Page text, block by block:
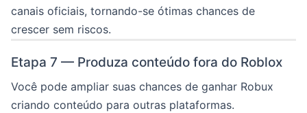
canais oficiais, tornando-se ótimas chances de
crescer sem riscos.
Etapa 7 — Produza conteúdo fora do Roblox
Você pode ampliar suas chances de ganhar Robux
criando conteúdo para outras plataformas.